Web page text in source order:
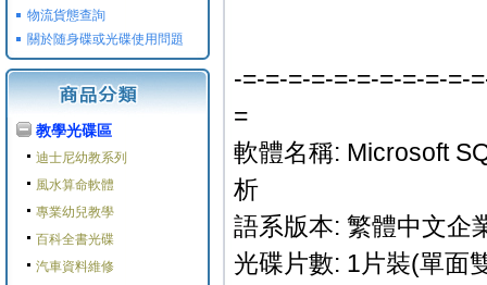
物流貨態查詢
關於随身碟或光碟使用問題
教學光碟區
迪士尼幼教系列
風水算命軟體
專業幼兒教學
百科全書光碟
汽車資料維修
-=-=-=-=-=-=-=-=-=-=-
=
軟體名稱: Microsoft
析
語系版本: 繁體中文企
光碟片數: 1片裝(單面